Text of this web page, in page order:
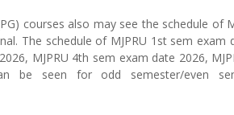
courses also may see the schedule of
The schedule of MJPRU 1st sem exam
MJPRU 4th sem exam date 2026,
be seen for odd semester/even